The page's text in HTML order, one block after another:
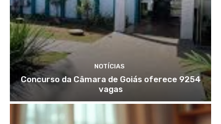
NOTÍCIAS
Concurso da Câmara de Goiás oferece 9254
vagas